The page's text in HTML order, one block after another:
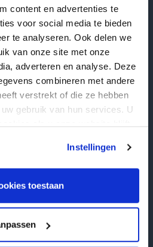
content en advertenties te
voor social media te bieden
te analyseren. Ook delen we
van onze site met onze
adverteren en analyse. Deze
combineren met andere
verstrekt of die ze hebben
gebruik van hun services. U
Instellingen
toestaan